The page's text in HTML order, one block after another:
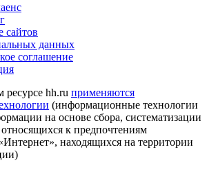
сайтов
данных
соглашение
hh.ru применяются
(информационные технологии
на основе сбора, систематизации
к предпочтениям
находящихся на территории